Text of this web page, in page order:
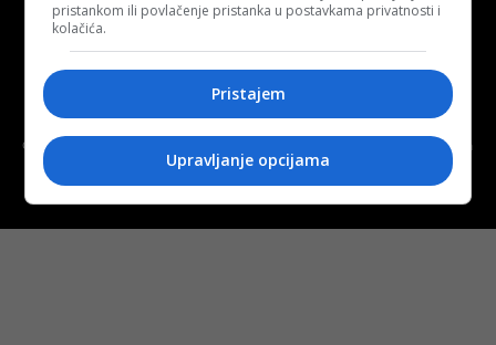
Kontakt O nama Marketing
Uslovi korištenja Terms of use
Politika kolačića (eng. cookies)
Copyright © 2026 D.S.O. PROMUS TUZLA. Developed by:
Futura
Multimedia d.o.o. Tuzla
pristankom ili povlačenje pristanka u postavkama privatnosti i
kolačića.
Pristajem
Upravljanje opcijama